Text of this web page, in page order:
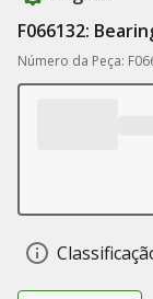
F066132:
Número da Peça: